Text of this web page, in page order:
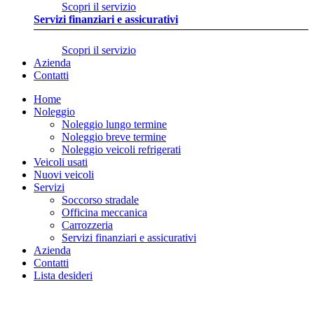
Scopri il servizio
Servizi finanziari e assicurativi
Scopri il servizio
Azienda
Contatti
Home
Noleggio
Noleggio lungo termine
Noleggio breve termine
Noleggio veicoli refrigerati
Veicoli usati
Nuovi veicoli
Servizi
Soccorso stradale
Officina meccanica
Carrozzeria
Servizi finanziari e assicurativi
Azienda
Contatti
Lista desideri